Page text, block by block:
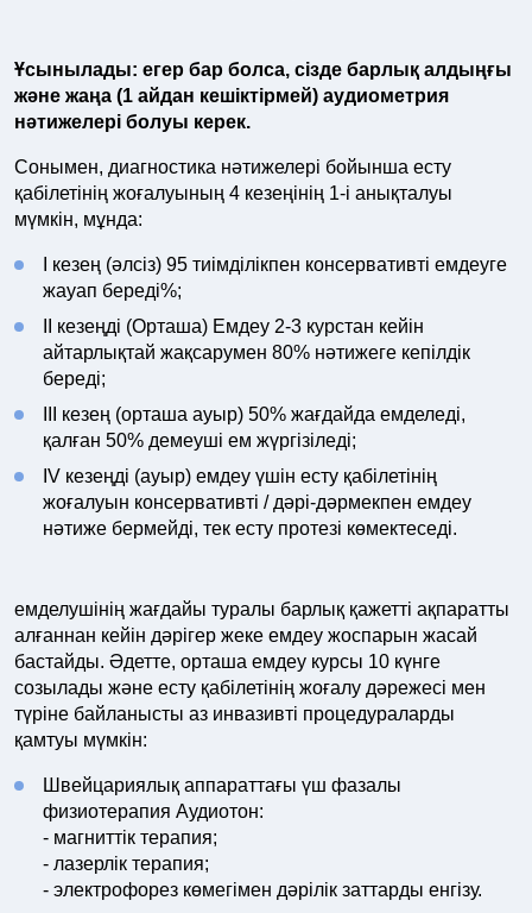
Ұсынылады: егер бар болса, сізде барлық алдыңғы
және жаңа (1 айдан кешіктірмей) аудиометрия
нәтижелері болуы керек.
Сонымен, диагностика нәтижелері бойынша есту
қабілетінің жоғалуының 4 кезеңінің 1-і анықталуы
мүмкін, мұнда:
I кезең (әлсіз) 95 тиімділікпен консервативті емдеуге
жауап береді%;
II кезеңді (Орташа) Емдеу 2-3 курстан кейін
айтарлықтай жақсарумен 80% нәтижеге кепілдік
береді;
III кезең (орташа ауыр) 50% жағдайда емделеді,
қалған 50% демеуші ем жүргізіледі;
IV кезеңді (ауыр) емдеу үшін есту қабілетінің
жоғалуын консервативті / дәрі-дәрмекпен емдеу
нәтиже бермейді, тек есту протезі көмектеседі.
емделушінің жағдайы туралы барлық қажетті ақпаратты
алғаннан кейін дәрігер жеке емдеу жоспарын жасай
бастайды. Әдетте, орташа емдеу курсы 10 күнге
созылады және есту қабілетінің жоғалу дәрежесі мен
түріне байланысты аз инвазивті процедураларды
қамтуы мүмкін:
Швейцариялық аппараттағы үш фазалы
физиотерапия Аудиотон:
- магниттік терапия;
- лазерлік терапия;
- электрофорез көмегімен дәрілік заттарды енгізу.